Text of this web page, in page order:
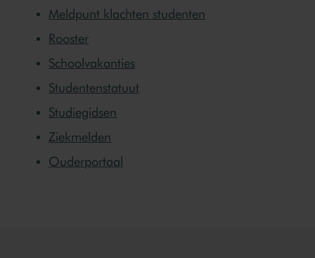
Meldpunt klachten studenten
Rooster
Schoolvakanties
Studentenstatuut
Studiegidsen
Ziekmelden
Ouderportaal